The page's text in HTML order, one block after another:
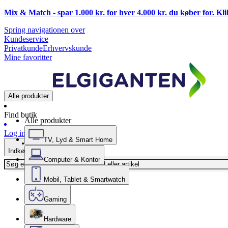
Mix & Match - spar 1.000 kr. for hver 4.000 kr. du køber for.
Spring navigationen over
Kundeservice
PrivatkundeErhvervskunde
Mine favoritter
Alle produkter
Find butik
Log ind
Indkøbskurv
Alle produkter
TV, Lyd & Smart Home
Computer & Kontor
Mobil, Tablet & Smartwatch
Gaming
Hardware